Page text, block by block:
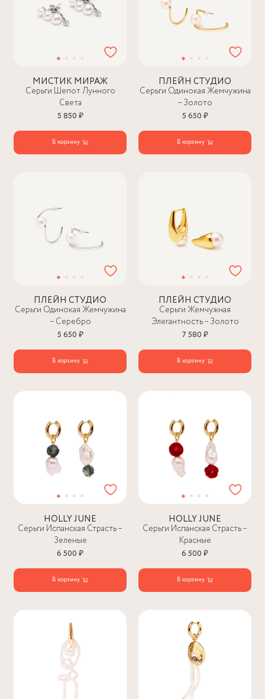
МИСТИК МИРАЖ
Серьги Шепот Лунного
Света
5 850 ₽
В корзину
ПЛЕЙН СТУДИО
Серьги Одинокая Жемчужина
– Золото
5 650 ₽
В корзину
ПЛЕЙН СТУДИО
Серьги Одинокая Жемчужина
– Серебро
5 650 ₽
В корзину
ПЛЕЙН СТУДИО
Серьги Жемчужная
Элегантность – Золото
7 580 ₽
В корзину
HOLLY JUNE
Серьги Испанская Страсть –
Зеленые
6 500 ₽
В корзину
HOLLY JUNE
Серьги Испанская Страсть –
Красные
6 500 ₽
В корзину